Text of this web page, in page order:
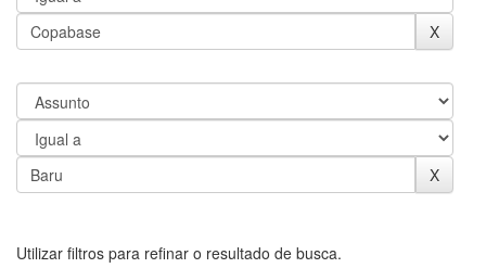
Utilizar filtros para refinar o resultado de busca.